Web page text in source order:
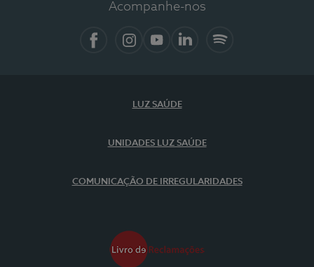
Acompanhe-nos
LUZ SAÚDE
UNIDADES LUZ SAÚDE
COMUNICAÇÃO DE IRREGULARIDADES